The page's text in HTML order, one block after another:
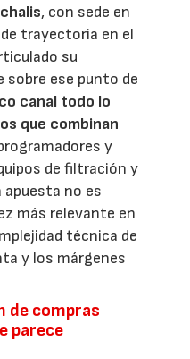
, con sede en
trayectoria en el
su
sobre ese punto de
canal todo lo
que combinan
y
de filtración y
no es
más relevante en
técnica de
y los márgenes
de compras
parece